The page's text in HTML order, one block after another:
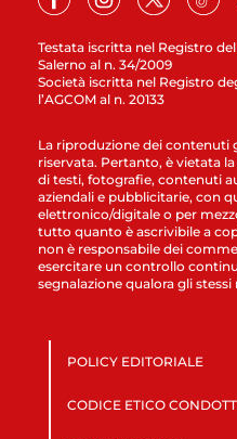
Testata iscritta nel Registro
Salerno al n. 34/2009
Società iscritta nel Registro
l’AGCOM al n. 20133
La riproduzione dei contenuti
riservata. Pertanto, è vietata
di testi, fotografie, contenuti
aziendali e pubblicitarie, con
elettronico/digitale o per
tutto quanto è ascrivibile a
non è responsabile dei
esercitare un controllo
segnalazione qualora gli
POLICY EDITORIALE
CODICE ETICO